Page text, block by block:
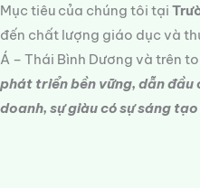
Mục tiêu của chúng tôi tại
đến chất lượng giáo dục và
Á – Thái Bình Dương và trên
phát triển bền vững, dẫn đầu
doanh, sự giàu có sự sáng